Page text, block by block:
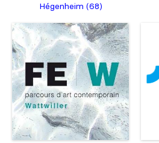
Hégenheim (68)